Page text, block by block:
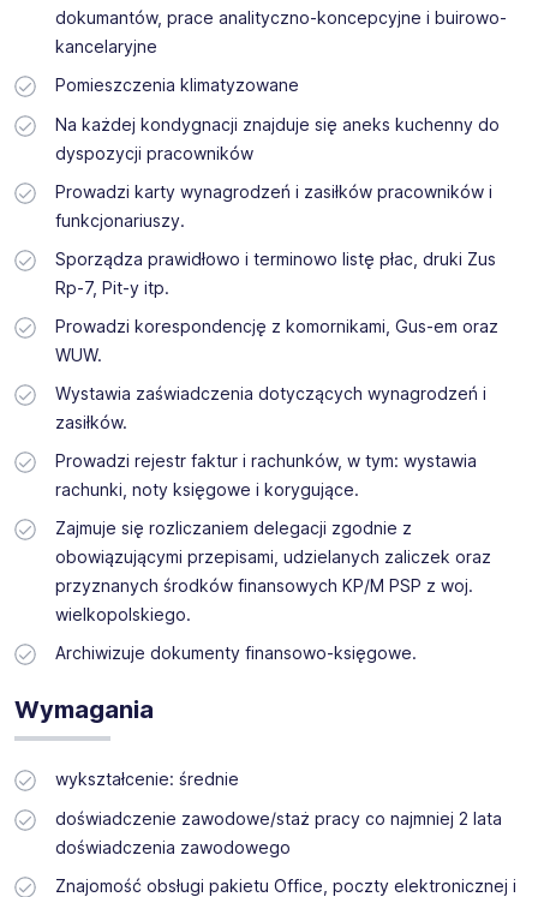
dokumantów, prace analityczno-koncepcyjne i buirowo-
kancelaryjne
Pomieszczenia klimatyzowane
Na każdej kondygnacji znajduje się aneks kuchenny do
dyspozycji pracowników
Prowadzi karty wynagrodzeń i zasiłków pracowników i
funkcjonariuszy.
Sporządza prawidłowo i terminowo listę płac, druki Zus
Rp-7, Pit-y itp.
Prowadzi korespondencję z komornikami, Gus-em oraz
WUW.
Wystawia zaświadczenia dotyczących wynagrodzeń i
zasiłków.
Prowadzi rejestr faktur i rachunków, w tym: wystawia
rachunki, noty księgowe i korygujące.
Zajmuje się rozliczaniem delegacji zgodnie z
obowiązującymi przepisami, udzielanych zaliczek oraz
przyznanych środków finansowych KP/M PSP z woj.
wielkopolskiego.
Archiwizuje dokumenty finansowo-księgowe.
Wymagania
wykształcenie: średnie
doświadczenie zawodowe/staż pracy co najmniej 2 lata
doświadczenia zawodowego
Znajomość obsługi pakietu Office, poczty elektronicznej i